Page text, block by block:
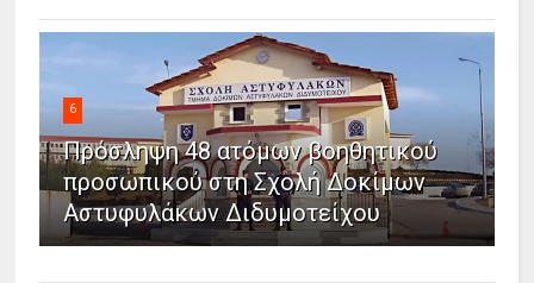
6
Πρόσληψη 48 ατόμων βοηθητικού
προσωπικού στη Σχολή Δοκίμων
Αστυφυλάκων Διδυμοτείχου